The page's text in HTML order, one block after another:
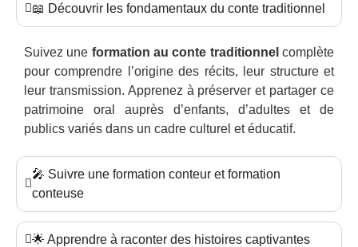
📖 Découvrir les fondamentaux du conte traditionnel
Suivez une formation au conte traditionnel complète
pour comprendre l’origine des récits, leur structure et
leur transmission. Apprenez à préserver et partager ce
patrimoine oral auprès d’enfants, d’adultes et de
publics variés dans un cadre culturel et éducatif.
🎤 Suivre une formation conteur et formation
conteuse
🌟 Apprendre à raconter des histoires captivantes